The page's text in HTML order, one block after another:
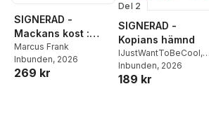
SIGNERAD -
Mackans kost :
Middagar och
matlådor
Marcus Frank
Inbunden, 2026
269 kr
Del 2
SIGNERAD -
Kopians hämnd
IJustWantToBeCool,
Joel Adolphson
Ejdemo Beer
Inbunden, 2026
189 kr